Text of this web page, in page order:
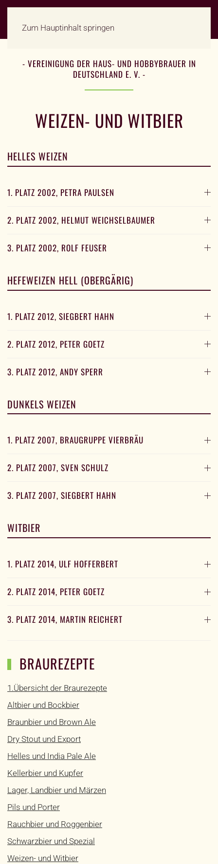
Zum Hauptinhalt springen
- VEREINIGUNG DER HAUS- UND HOBBYBRAUER IN
DEUTSCHLAND E. V. -
WEIZEN- UND WITBIER
HELLES WEIZEN
1. PLATZ 2002, PETRA PAULSEN
2. PLATZ 2002, HELMUT WEICHSELBAUMER
3. PLATZ 2002, ROLF FEUSER
HEFEWEIZEN HELL (OBERGÄRIG)
1. PLATZ 2012, SIEGBERT HAHN
2. PLATZ 2012, PETER GOETZ
3. PLATZ 2012, ANDY SPERR
DUNKELS WEIZEN
1. PLATZ 2007, BRAUGRUPPE VIERBRÄU
2. PLATZ 2007, SVEN SCHULZ
3. PLATZ 2007, SIEGBERT HAHN
WITBIER
1. PLATZ 2014, ULF HOFFERBERT
2. PLATZ 2014, PETER GOETZ
3. PLATZ 2014, MARTIN REICHERT
BRAUREZEPTE
1.Übersicht der Braurezepte
Altbier und Bockbier
Braunbier und Brown Ale
Dry Stout und Export
Helles und India Pale Ale
Kellerbier und Kupfer
Lager, Landbier und Märzen
Pils und Porter
Rauchbier und Roggenbier
Schwarzbier und Spezial
Weizen- und Witbier